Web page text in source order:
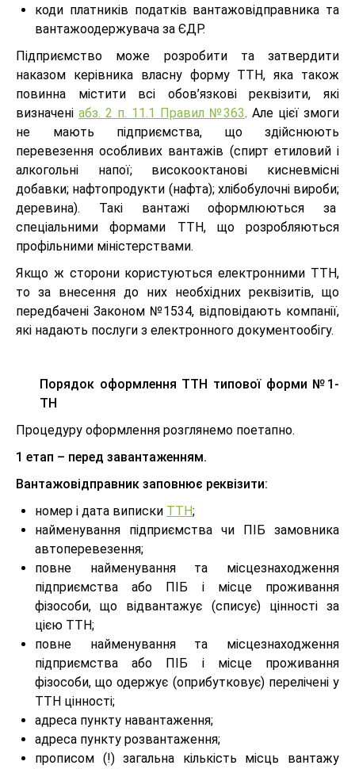
коди платників податків вантажовідправника та
вантажоодержувача за ЄДР.
Підприємство може розробити та затвердити
наказом керівника власну форму ТТН, яка також
повинна містити всі обов’язкові реквізити, які
визначені абз. 2 п. 11.1 Правил №363. Але цієї змоги
не мають підприємства, що здійснюють
перевезення особливих вантажів (спирт етиловий і
алкогольні напої; високооктанові кисневмісні
добавки; нафтопродукти (нафта); хлібобулочні вироби;
деревина). Такі вантажі оформлюються за
спеціальними формами ТТН, що розробляються
профільними міністерствами.
Якщо ж сторони користуються електронними ТТН,
то за внесення до них необхідних реквізитів, що
передбачені Законом №1534, відповідають компанії,
які надають послуги з електронного документообігу.
Порядок оформлення ТТН типової форми №1-
ТН
Процедуру оформлення розглянемо поетапно.
1 етап – перед завантаженням.
Вантажовідправник заповнює реквізити:
номер і дата виписки ТТН;
найменування підприємства чи ПІБ замовника
автоперевезення;
повне найменування та місцезнаходження
підприємства або ПІБ і місце проживання
фізособи, що відвантажує (списує) цінності за
цією ТТН;
повне найменування та місцезнаходження
підприємства або ПІБ і місце проживання
фізособи, що одержує (оприбутковує) перелічені у
ТТН цінності;
адреса пункту навантаження;
адреса пункту розвантаження;
прописом (!) загальна кількість місць вантажу